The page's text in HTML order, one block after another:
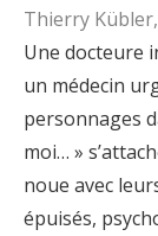
Thierry
Une docteure
un médecin
personnages
moi… »
noue avec
épuisés,